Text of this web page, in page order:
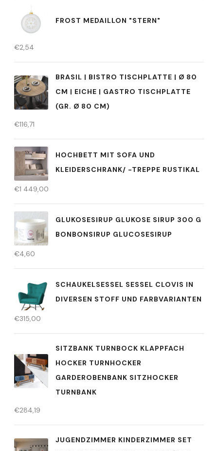
FROST MEDAILLON "STERN"
€2,54
BRASIL | BISTRO TISCHPLATTE | Ø 80
CM | EICHE | GASTRO TISCHPLATTE
(GR. Ø 80 CM)
€116,71
HOCHBETT MIT SOFA UND
KLEIDERSCHRANK/ -TREPPE RUSTIKAL
€1 449,00
GLUKOSESIRUP GLUKOSE SIRUP 300 G
BONBONSIRUP GLUCOSESIRUP
€4,60
SCHAUKELSESSEL SESSEL CLOVIS IN
DIVERSEN STOFF UND FARBVARIANTEN
€315,00
SITZBANK TURNBOCK KLAPPFACH
HOCKER TURNHOCKER
GARDEROBENBANK SITZHOCKER
TURNBANK
€284,19
JUGENDZIMMER KINDERZIMMER SET